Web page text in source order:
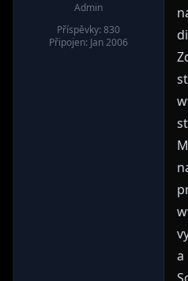
Admin
Příspěvky: 830
Připojen: Jan 2006
a